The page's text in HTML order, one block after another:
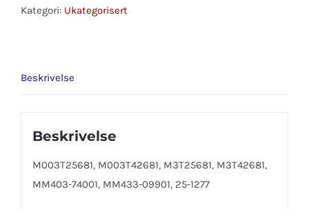
Kategori: Ukategorisert
Beskrivelse
Beskrivelse
M003T25681, M003T42681, M3T25681, M3T42681,
MM403-74001, MM433-09901, 25-1277